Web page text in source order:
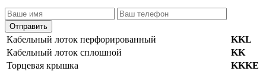
Отправить
Кабельный лоток перфорированный
KKL
Кабельный лоток сплошной
KK
Торцевая крышка
KKKE